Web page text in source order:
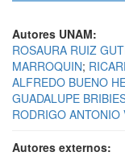
Autores UNAM:
ROSAURA RUIZ
MARROQUIN;
ALFREDO BUENO
GUADALUPE
RODRIGO
Autores externos: